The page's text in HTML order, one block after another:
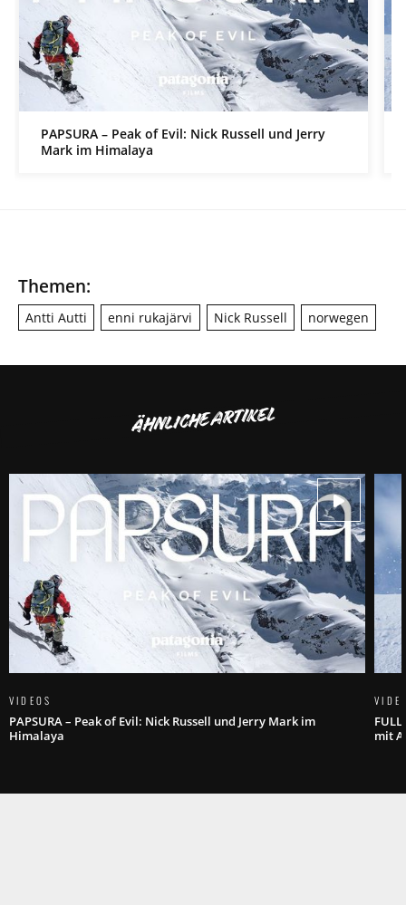
PAPSURA – Peak of Evil: Nick Russell und Jerry
Mark im Himalaya
Themen:
Antti Autti enni rukajärvi Nick Russell norwegen
ÄHNLICHE ARTIKEL
VIDEOS
PAPSURA – Peak of Evil: Nick Russell und Jerry Mark im
Himalaya
mit